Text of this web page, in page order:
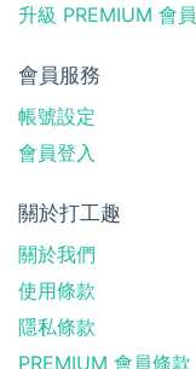
升級 PREMIUM 會員
會員服務
帳號設定
會員登入
關於打工趣
關於我們
使用條款
隱私條款
PREMIUM 會員條款